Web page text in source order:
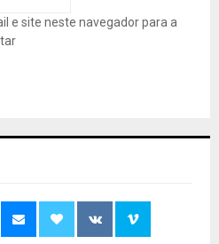
e site neste navegador para a